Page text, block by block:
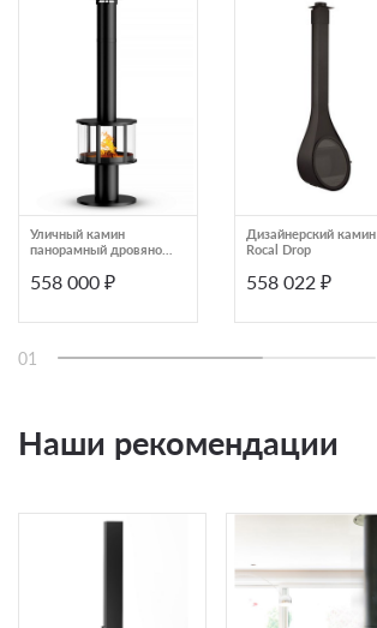
Уличный камин
панорамный дровяной
558 000 ₽
Дизайнерский камин
Rocal Drop
558 022 ₽
01
Наши рекомендации